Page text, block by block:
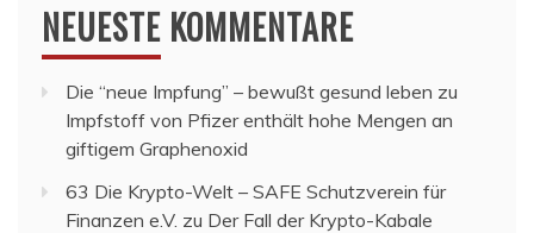
NEUESTE KOMMENTARE
Die “neue Impfung” – bewußt gesund leben zu
Impfstoff von Pfizer enthält hohe Mengen an
giftigem Graphenoxid
63 Die Krypto-Welt – SAFE Schutzverein für
Finanzen e.V. zu Der Fall der Krypto-Kabale